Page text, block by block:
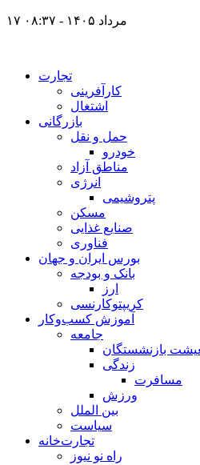
۱۷ مرداد ۱۴۰۵ - ۰۸:۳۷
تجارت
کارآفرینی
اشتغال
بازرگانی
حمل و نقل
خودرو
مناطق آزاد
انرژی
پتروشیمی
مسکن
صنایع غذایی
فناوری
بورس ایران و جهان
بانک و بودجه
ارز
کریپتوکارنسی
آموزش کسب‌وکار
جامعه
بازنشستگان
زندگی
مسافرت
ورزش
بین الملل
سیاست
تجارت‌خانه
راه نو نیوز